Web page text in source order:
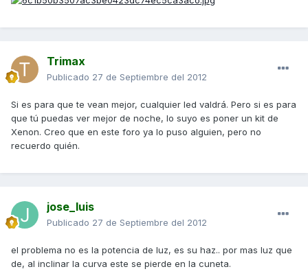
Trimax
Publicado 27 de Septiembre del 2012
Si es para que te vean mejor, cualquier led valdrá. Pero si es para
que tú puedas ver mejor de noche, lo suyo es poner un kit de
Xenon. Creo que en este foro ya lo puso alguien, pero no
recuerdo quién.
jose_luis
Publicado 27 de Septiembre del 2012
el problema no es la potencia de luz, es su haz.. por mas luz que
de, al inclinar la curva este se pierde en la cuneta.